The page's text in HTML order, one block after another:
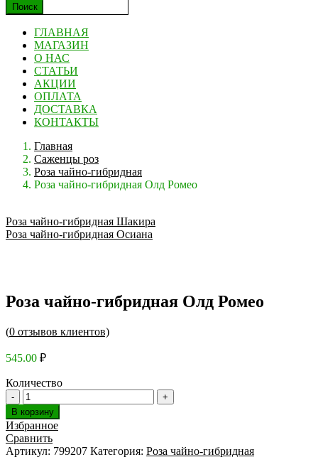
Поиск
ГЛАВНАЯ
МАГАЗИН
О НАС
СТАТЬИ
АКЦИИ
ОПЛАТА
ДОСТАВКА
КОНТАКТЫ
Главная
Саженцы роз
Роза чайно-гибридная
Роза чайно-гибридная Олд Ромео
Роза чайно-гибридная Шакира
Роза чайно-гибридная Осиана
Роза чайно-гибридная Олд Ромео
(0 отзывов клиентов)
545.00 ₽
Количество
В корзину
Избранное
Сравнить
Артикул: 799207 Категория: Роза чайно-гибридная